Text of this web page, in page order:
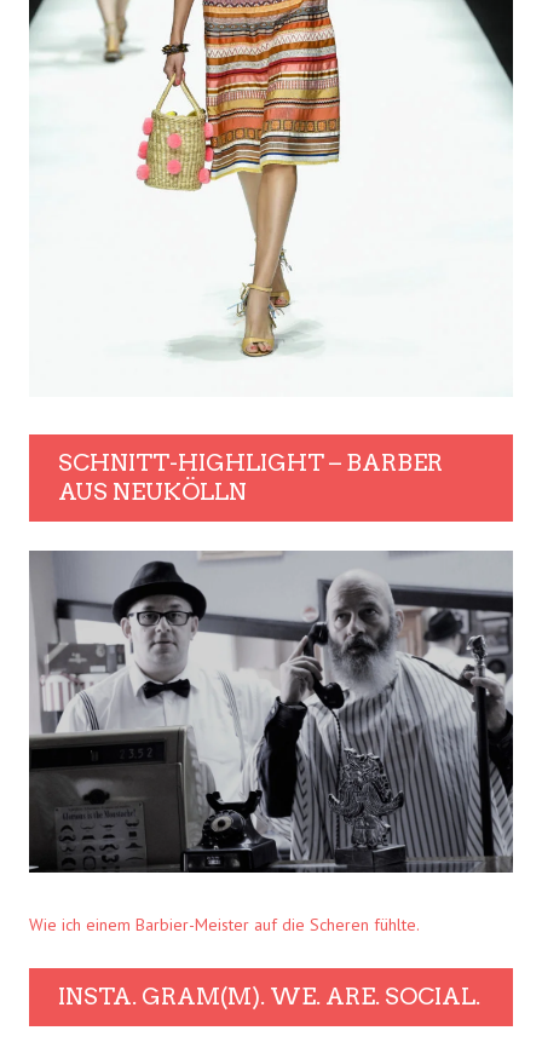
SCHNITT-HIGHLIGHT – BARBER
AUS NEUKÖLLN
Wie ich einem Barbier-Meister auf die Scheren fühlte.
INSTA. GRAM(M). WE. ARE. SOCIAL.